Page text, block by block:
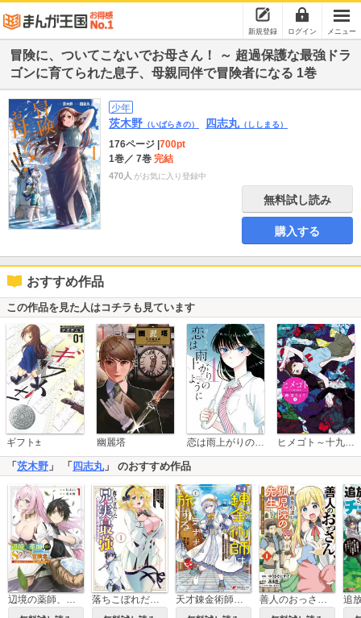
新規登録 ログイン メニュー
冒険に、ついてこないでお母さん！ ～ 超過保護な最強ドラ
ゴンに育てられた息子、母親同伴で冒険者になる 1巻
少年
茨木野 （いばらきの） 四志丸（ししまる）
176ページ 700pt
1巻／ 7巻 完結
470人 がお気に入り登録中
無料試し読み
購入する
おすすめ作品
この作品を見た人はコチラも見ています
ギフト± 幽麗塔 恋は雨上がりのように ヒメゴト～十九歳の制服～
「 茨木野 」 「 四志丸」 のおすすめ作品
落ちこぼれだった兄が実は最強 ～史上最強の勇者は転生し、学園で無自覚に無双する～ 天才錬金術師は気ままに旅する 善人のおっさん、冒険者を引退して孤児院の先生になる エルフの嫁と獣人幼女たちと楽しく暮らしてます